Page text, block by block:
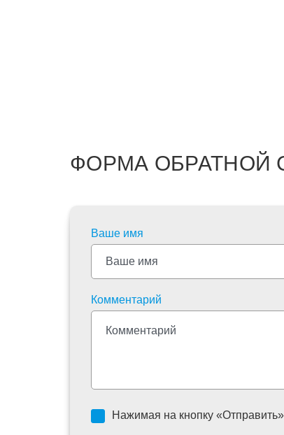
ФОРМА ОБРАТНОЙ
Ваше имя
Комментарий
Нажимая на кнопку